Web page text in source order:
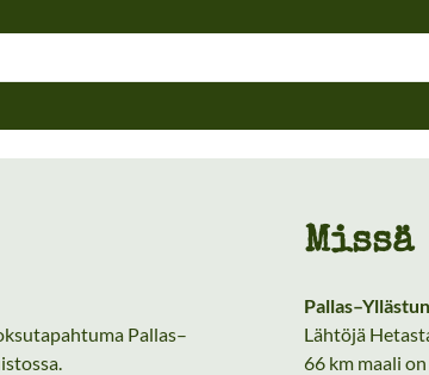
Pallas–
Missä
Lähtöjä
66 km maali